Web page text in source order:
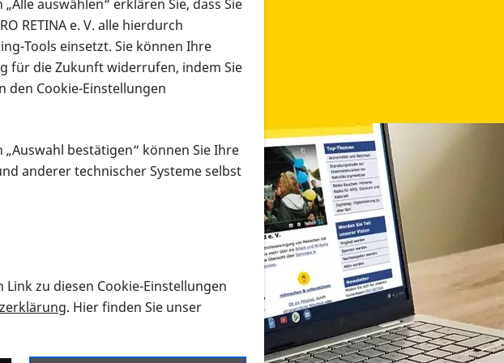
in verschiedenen Formaten an
wie Sie nach Infonmaterial suchen und dieses bestellen bzw. herunterladen
auswählen“ erklären Sie, dass Sie
RETINA e. V. alle hierdurch
Tools einsetzt. Sie können Ihre
für die Zukunft widerrufen, indem Sie
den Cookie-Einstellungen
bestätigen“ können Sie Ihre
anderer technischer Systeme selbst
zu diesen Cookie-Einstellungen
. Hier finden Sie unser